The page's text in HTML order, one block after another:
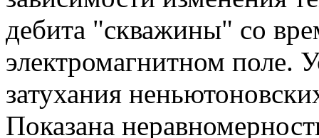
дебита "скважины" со
электромагнитном поле.
затухания
Показана